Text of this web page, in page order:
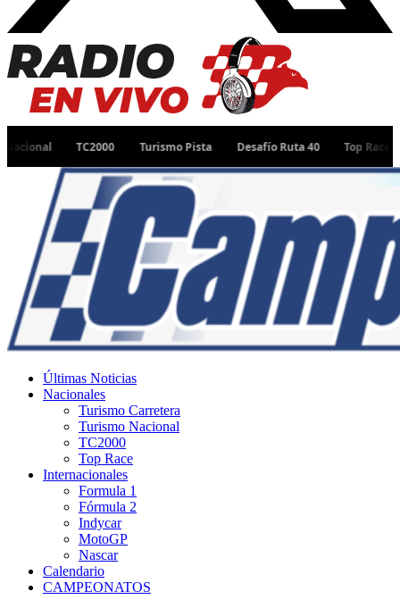
TC2000 Turismo Pista Desafío Ruta 40 Top Race TC Pista
Últimas Noticias
Nacionales
Turismo Carretera
Turismo Nacional
TC2000
Top Race
Internacionales
Formula 1
Fórmula 2
Indycar
MotoGP
Nascar
Calendario
CAMPEONATOS